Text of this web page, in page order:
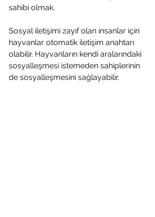
sahibi olmak.
Sosyal iletişimi zayıf olan insanlar için
hayvanlar otomatik iletişim anahtarı
olabilir. Hayvanların kendi aralarındaki
sosyalleşmesi istemeden sahiplerinin
de sosyalleşmesini sağlayabilir.